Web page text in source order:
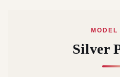
MODEL
Silver